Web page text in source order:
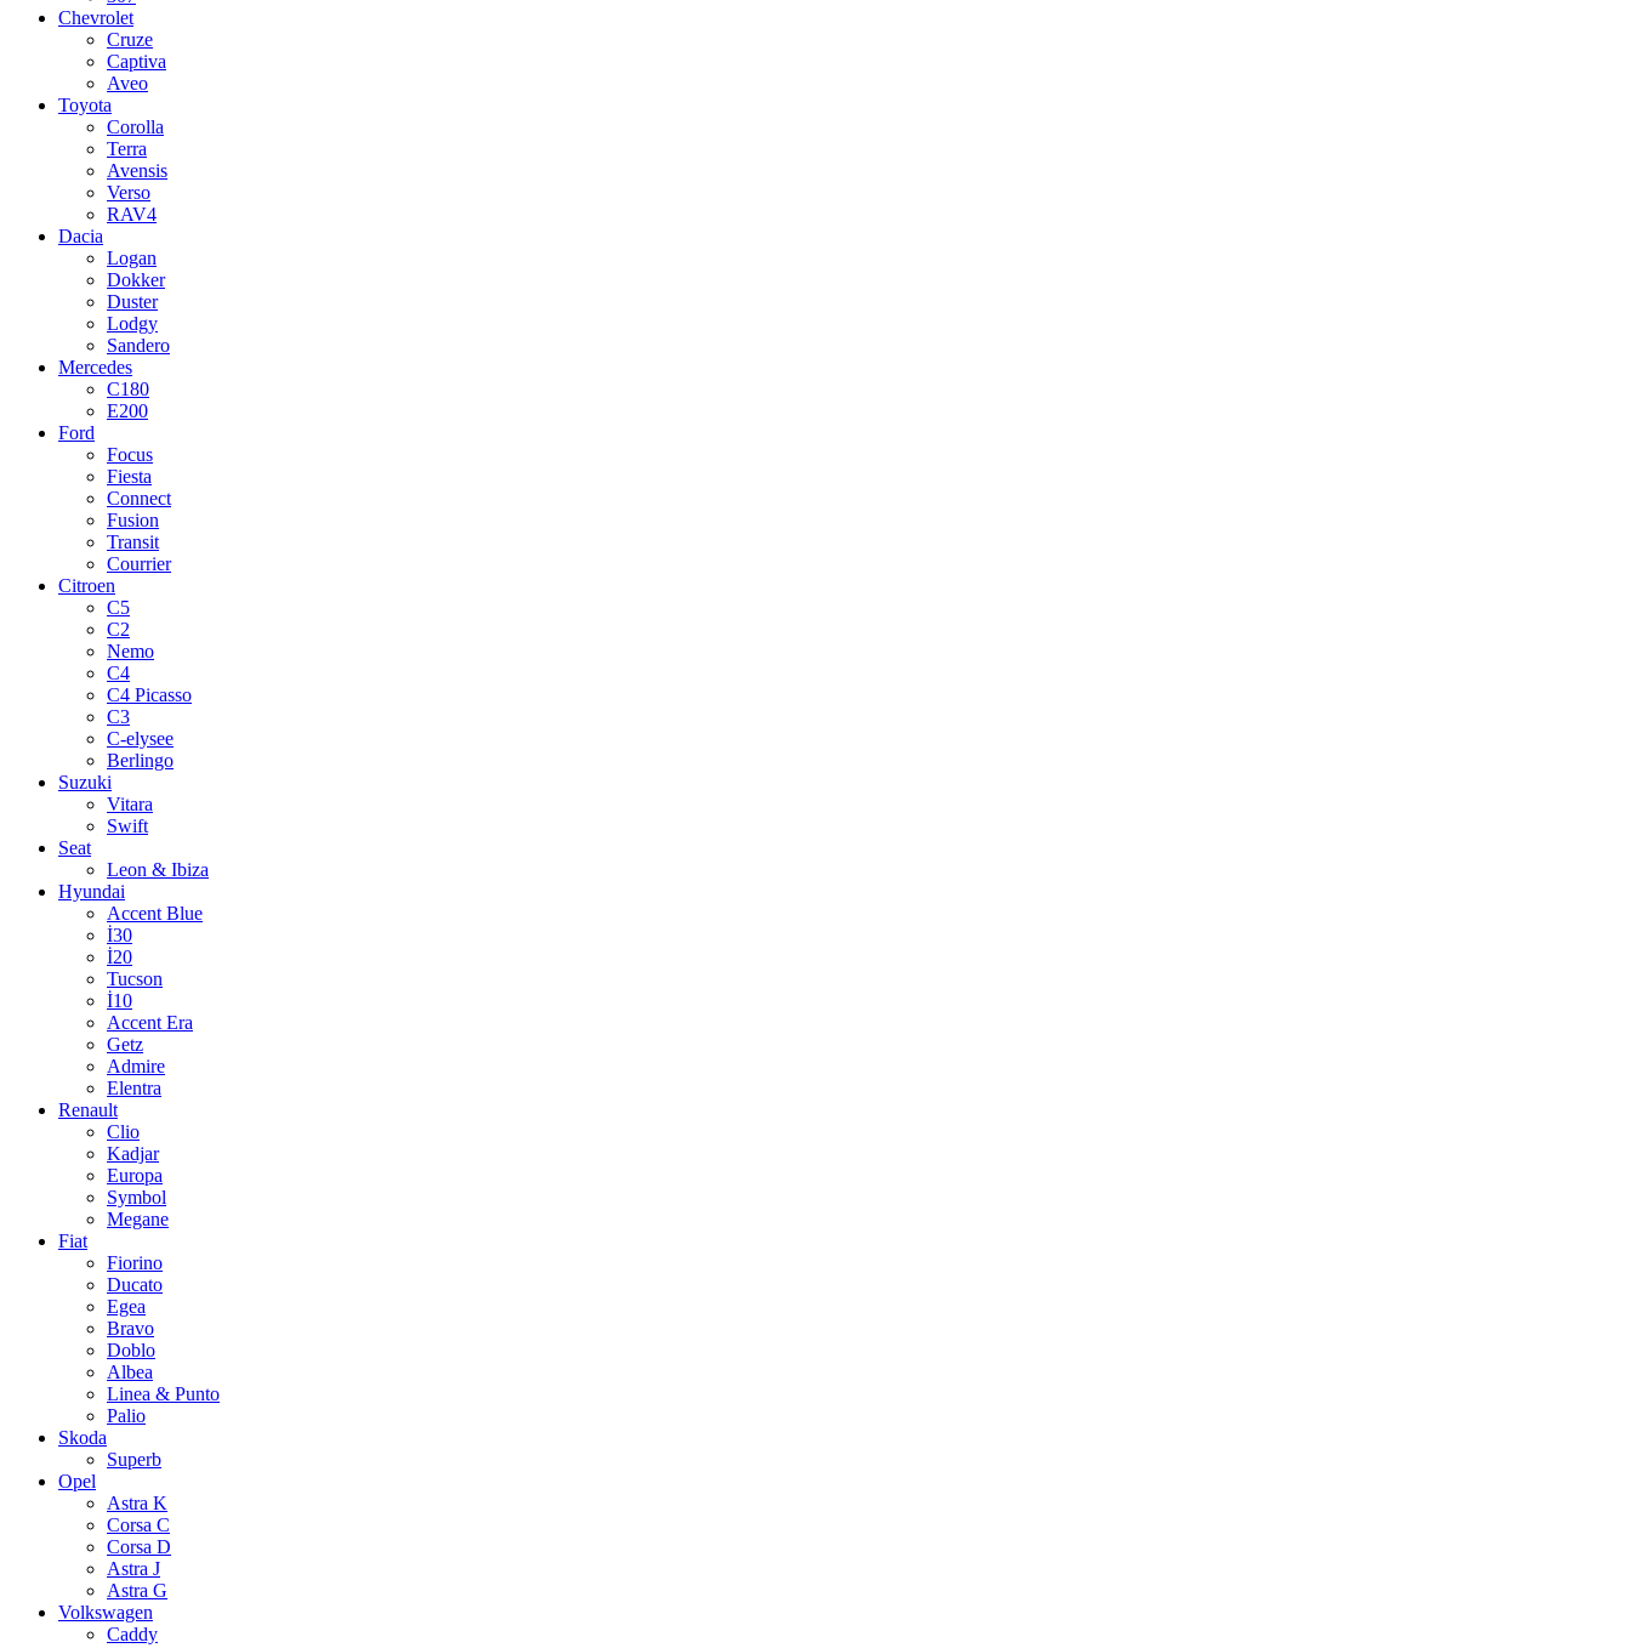
Chevrolet
Cruze
Captiva
Aveo
Toyota
Corolla
Terra
Avensis
Verso
RAV4
Dacia
Logan
Dokker
Duster
Lodgy
Sandero
Mercedes
C180
E200
Ford
Focus
Fiesta
Connect
Fusion
Transit
Courrier
Citroen
C5
C2
Nemo
C4
C4 Picasso
C3
C-elysee
Berlingo
Suzuki
Vitara
Swift
Seat
Leon & Ibiza
Hyundai
Accent Blue
İ30
İ20
Tucson
İ10
Accent Era
Getz
Admire
Elentra
Renault
Clio
Kadjar
Europa
Symbol
Megane
Fiat
Fiorino
Ducato
Egea
Bravo
Doblo
Albea
Linea & Punto
Palio
Skoda
Superb
Opel
Astra K
Corsa C
Corsa D
Astra J
Astra G
Volkswagen
Caddy